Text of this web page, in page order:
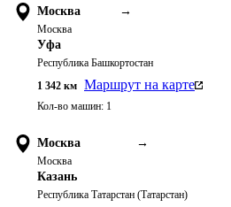
Москва →
Москва
Уфа
Республика Башкортостан
1 342 км Маршрут на карте
Кол-во машин: 1
Москва →
Москва
Казань
Республика Татарстан (Татарстан)